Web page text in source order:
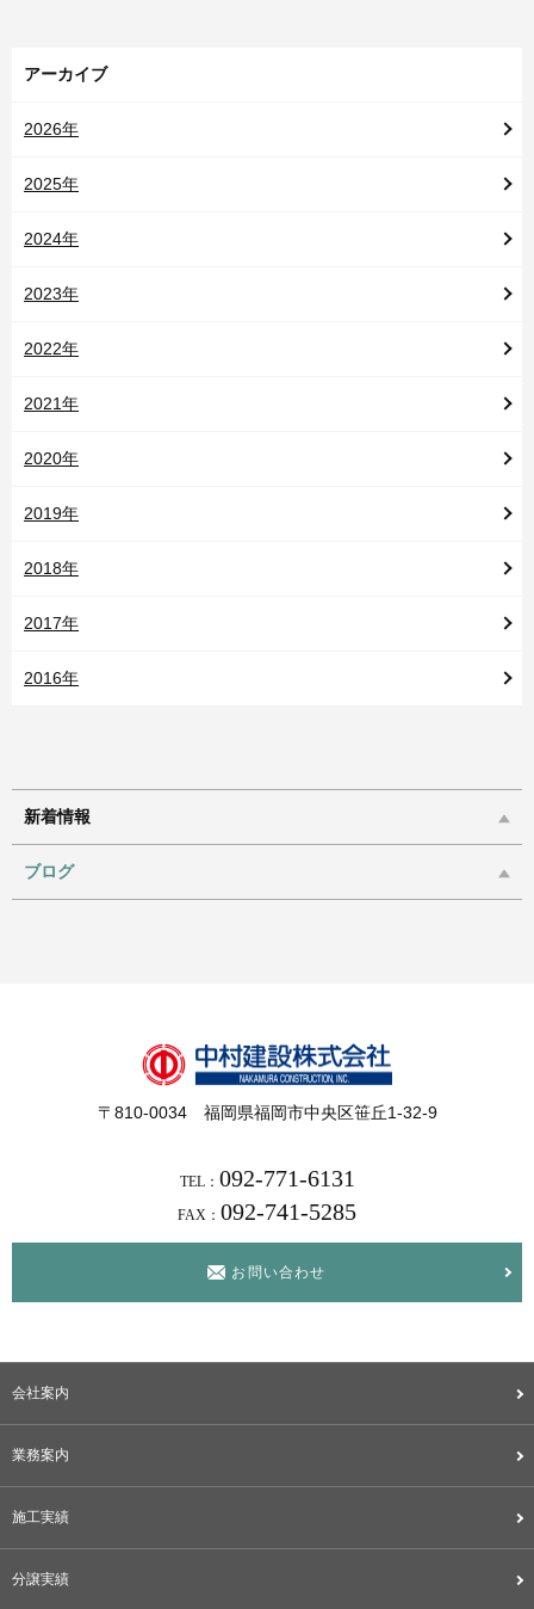
アーカイブ
2026年
2025年
2024年
2023年
2022年
2021年
2020年
2019年
2018年
2017年
2016年
新着情報
ブログ
〒810-0034 福岡県福岡市中央区笹丘1-32-9
TEL： 092-771-6131
FAX： 092-741-5285
お問い合わせ
会社案内
業務案内
施工実績
分譲実績